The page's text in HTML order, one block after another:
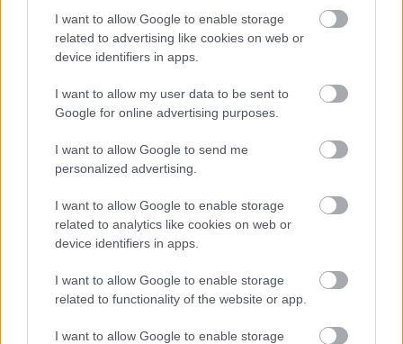
I want to allow Google to enable storage
related to advertising like cookies on web or
device identifiers in apps.
I want to allow my user data to be sent to
Google for online advertising purposes.
I want to allow Google to send me
personalized advertising.
I want to allow Google to enable storage
related to analytics like cookies on web or
device identifiers in apps.
I want to allow Google to enable storage
related to functionality of the website or app.
I want to allow Google to enable storage
4 napja
Hakkinen megtartaná a Norris-Piastri párost a